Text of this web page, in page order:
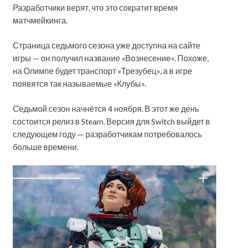
Разработчики верят, что это сократит время
матчмейкинга.
Страница седьмого сезона уже доступна на сайте
игры — он получил название «Вознесение». Похоже,
на Олимпе будет транспорт «Трезубец», а в игре
появятся так называемые «Клубы».
Седьмой сезон начнётся 4 ноября. В этот же день
состоится релиз в Steam. Версия для Switch выйдет в
следующем году — разработчикам потребовалось
больше времени.